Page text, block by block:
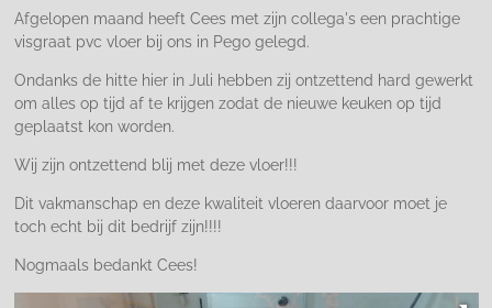
Afgelopen maand heeft Cees met zijn collega's een prachtige
visgraat pvc vloer bij ons in Pego gelegd.
Ondanks de hitte hier in Juli hebben zij ontzettend hard gewerkt
om alles op tijd af te krijgen zodat de nieuwe keuken op tijd
geplaatst kon worden.
Wij zijn ontzettend blij met deze vloer!!!
Dit vakmanschap en deze kwaliteit vloeren daarvoor moet je
toch echt bij dit bedrijf zijn!!!!
Nogmaals bedankt Cees!